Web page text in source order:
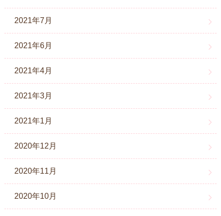
2021年7月
2021年6月
2021年4月
2021年3月
2021年1月
2020年12月
2020年11月
2020年10月